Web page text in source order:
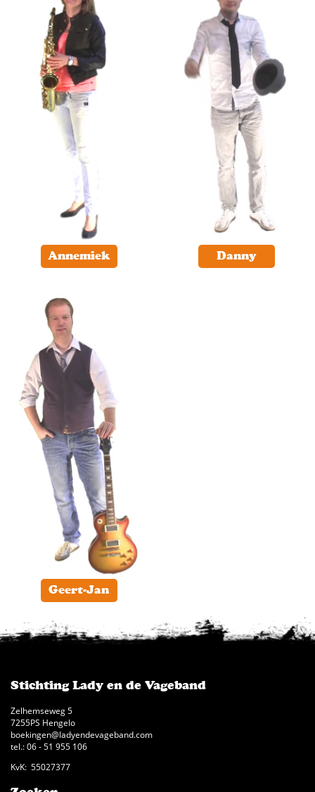
Annemiek Danny
Geert-Jan
Stichting Lady en de Vageband
Zelhemseweg 5
7255PS Hengelo
boekingen@ladyendevageband.com
tel.: 06 - 51 955 106
KvK: 55027377